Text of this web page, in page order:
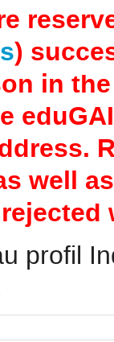
)
in
well
profil